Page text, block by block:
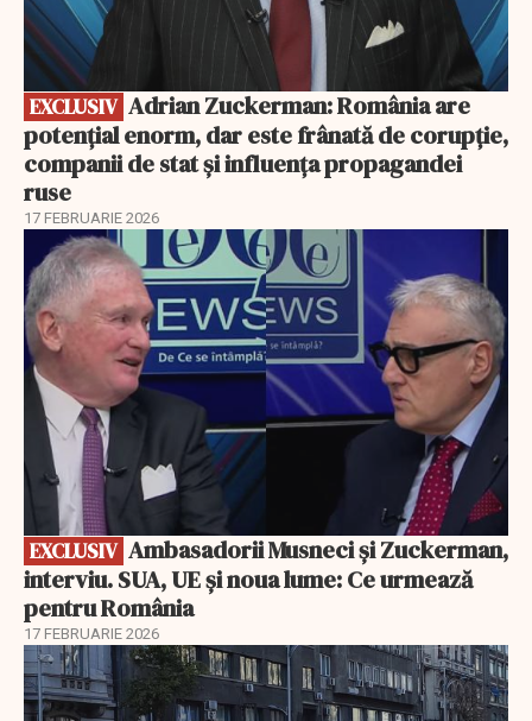
EXCLUSIV
potențial enorm, dar este frânată de corupție,
companii de stat și influența propagandei
ruse
17 FEBRUARIE 2026
EXCLUSIV
EXCLUSIV
interviu. SUA, UE și noua lume: Ce urmează
pentru România
17 FEBRUARIE 2026